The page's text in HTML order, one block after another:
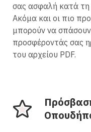
σας ασφαλή κατά τη
Ακόμα και οι πιο
μπορούν να
προσφέροντάς σας
του αρχείου PDF.